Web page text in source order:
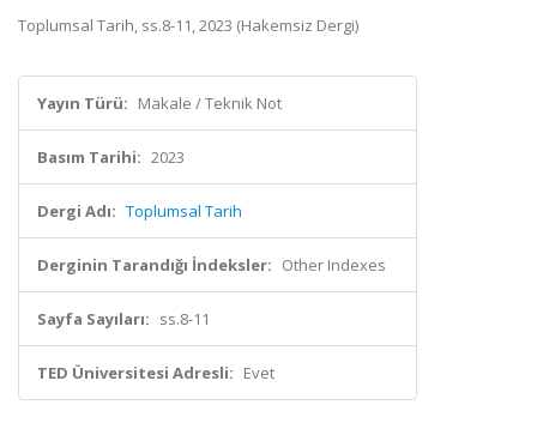
Toplumsal Tarih, ss.8-11, 2023 (Hakemsiz Dergi)
Yayın Türü: Makale / Teknik Not
Basım Tarihi: 2023
Dergi Adı: Toplumsal Tarih
Derginin Tarandığı İndeksler: Other Indexes
Sayfa Sayıları: ss.8-11
TED Üniversitesi Adresli: Evet